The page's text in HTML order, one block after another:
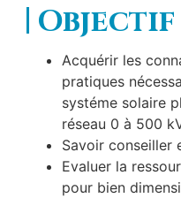
Acquérir les
pratiques
systéme solaire
réseau 0 à 500
Savoir conseiller
Evaluer la
pour bien